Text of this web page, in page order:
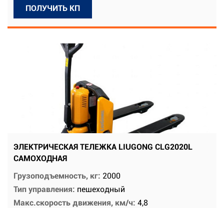
ПОЛУЧИТЬ КП
ЭЛЕКТРИЧЕСКАЯ ТЕЛЕЖКА LIUGONG CLG2020L
САМОХОДНАЯ
Грузоподъемность, кг: 2000
Тип управления: пешеходный
Макс.скорость движения, км/ч: 4,8